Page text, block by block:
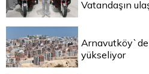
Vatandaşın
Arnavutköy`de
yükseliyor